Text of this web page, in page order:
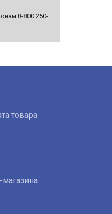
8-800 250-
товара